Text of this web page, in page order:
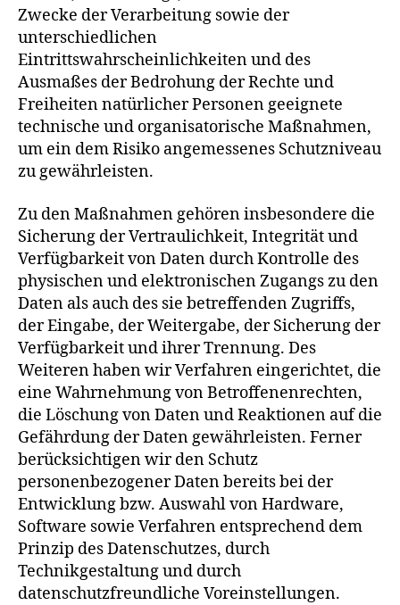
Zwecke der Verarbeitung sowie der
unterschiedlichen
Eintrittswahrscheinlichkeiten und des
Ausmaßes der Bedrohung der Rechte und
Freiheiten natürlicher Personen geeignete
technische und organisatorische Maßnahmen,
um ein dem Risiko angemessenes Schutzniveau
zu gewährleisten.
Zu den Maßnahmen gehören insbesondere die
Sicherung der Vertraulichkeit, Integrität und
Verfügbarkeit von Daten durch Kontrolle des
physischen und elektronischen Zugangs zu den
Daten als auch des sie betreffenden Zugriffs,
der Eingabe, der Weitergabe, der Sicherung der
Verfügbarkeit und ihrer Trennung. Des
Weiteren haben wir Verfahren eingerichtet, die
eine Wahrnehmung von Betroffenenrechten,
die Löschung von Daten und Reaktionen auf die
Gefährdung der Daten gewährleisten. Ferner
berücksichtigen wir den Schutz
personenbezogener Daten bereits bei der
Entwicklung bzw. Auswahl von Hardware,
Software sowie Verfahren entsprechend dem
Prinzip des Datenschutzes, durch
Technikgestaltung und durch
datenschutzfreundliche Voreinstellungen.